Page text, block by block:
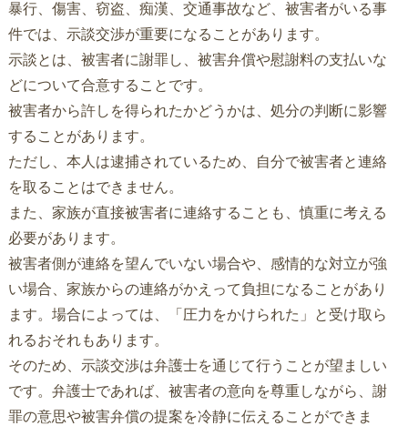
暴行、傷害、窃盗、痴漢、交通事故など、被害者がいる事
件では、示談交渉が重要になることがあります。
示談とは、被害者に謝罪し、被害弁償や慰謝料の支払いな
どについて合意することです。
被害者から許しを得られたかどうかは、処分の判断に影響
することがあります。
ただし、本人は逮捕されているため、自分で被害者と連絡
を取ることはできません。
また、家族が直接被害者に連絡することも、慎重に考える
必要があります。
被害者側が連絡を望んでいない場合や、感情的な対立が強
い場合、家族からの連絡がかえって負担になることがあり
ます。場合によっては、「圧力をかけられた」と受け取ら
れるおそれもあります。
そのため、示談交渉は弁護士を通じて行うことが望ましい
です。弁護士であれば、被害者の意向を尊重しながら、謝
罪の意思や被害弁償の提案を冷静に伝えることができま